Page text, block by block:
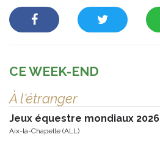
CE WEEK-END
À l'étranger
Jeux équestre mondiaux 2026
Aix-la-Chapelle (ALL)